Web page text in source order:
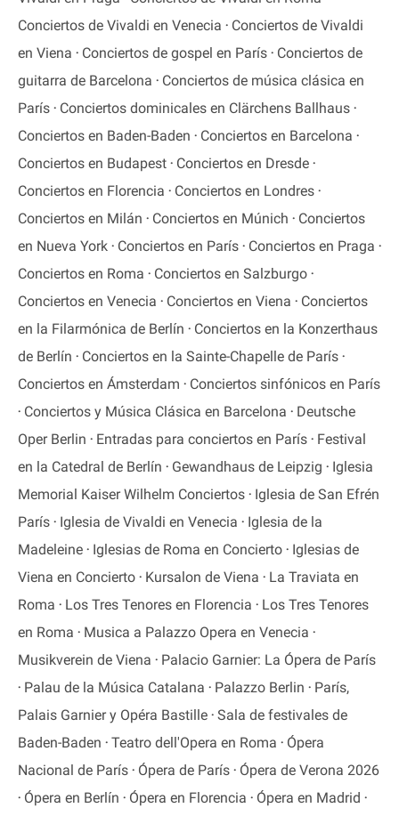
Conciertos de Vivaldi en Venecia
Conciertos de Vivaldi
en Viena
Conciertos de gospel en París
Conciertos de
guitarra de Barcelona
Conciertos de música clásica en
París
Conciertos dominicales en Clärchens Ballhaus
Conciertos en Baden-Baden
Conciertos en Barcelona
Conciertos en Budapest
Conciertos en Dresde
Conciertos en Florencia
Conciertos en Londres
Conciertos en Milán
Conciertos en Múnich
Conciertos
en Nueva York
Conciertos en París
Conciertos en Praga
Conciertos en Roma
Conciertos en Salzburgo
Conciertos en Venecia
Conciertos en Viena
Conciertos
en la Filarmónica de Berlín
Conciertos en la Konzerthaus
de Berlín
Conciertos en la Sainte-Chapelle de París
Conciertos en Ámsterdam
Conciertos sinfónicos en París
Conciertos y Música Clásica en Barcelona
Deutsche
Oper Berlin
Entradas para conciertos en París
Festival
en la Catedral de Berlín
Gewandhaus de Leipzig
Iglesia
Memorial Kaiser Wilhelm Conciertos
Iglesia de San Efrén
París
Iglesia de Vivaldi en Venecia
Iglesia de la
Madeleine
Iglesias de Roma en Concierto
Iglesias de
Viena en Concierto
Kursalon de Viena
La Traviata en
Roma
Los Tres Tenores en Florencia
Los Tres Tenores
en Roma
Musica a Palazzo Opera en Venecia
Musikverein de Viena
Palacio Garnier: La Ópera de París
Palau de la Música Catalana
Palazzo Berlin
París,
Palais Garnier y Opéra Bastille Sala de festivales de
Baden-Baden
Teatro dell'Opera en Roma
Ópera
Nacional de París
Ópera de París
Ópera de Verona 2026
Ópera en Berlín
Ópera en Florencia
Ópera en Madrid